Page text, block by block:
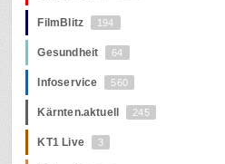
FilmBlitz 194
Gesundheit 64
Infoservice 560
Kärnten.aktuell 245
KT1 Live 3